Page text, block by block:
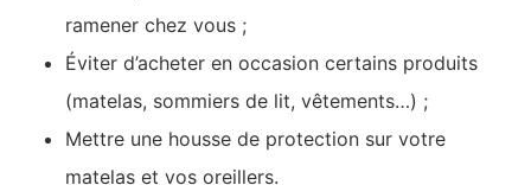
ramener chez vous ;
Éviter d’acheter en occasion certains produits
(matelas, sommiers de lit, vêtements…) ;
Mettre une housse de protection sur votre
matelas et vos oreillers.